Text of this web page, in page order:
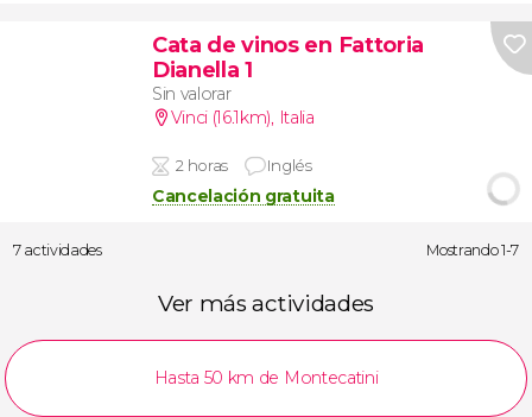
Cata de vinos en Fattoria
Dianella 1
Sin valorar
Vinci (16.1km), Italia
2 horas Inglés
Cancelación gratuita
7 actividades Mostrando 1-7
Ver más actividades
Hasta 50 km de Montecatini